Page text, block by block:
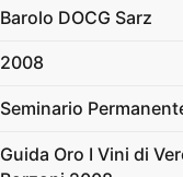
Barolo DOCG Sarz
2008
Seminario
Guida Oro I Vini di